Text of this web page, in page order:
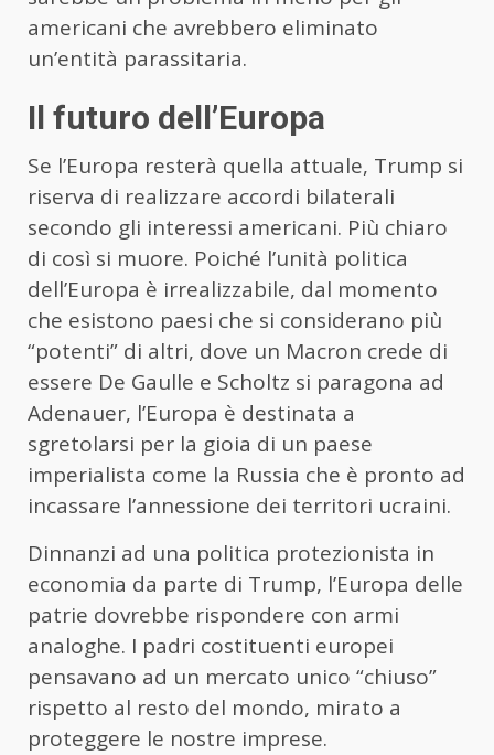
americani che avrebbero eliminato
un’entità parassitaria.
Il futuro dell’Europa
Se l’Europa resterà quella attuale, Trump si
riserva di realizzare accordi bilaterali
secondo gli interessi americani. Più chiaro
di così si muore. Poiché l’unità politica
dell’Europa è irrealizzabile, dal momento
che esistono paesi che si considerano più
“potenti” di altri, dove un Macron crede di
essere De Gaulle e Scholtz si paragona ad
Adenauer, l’Europa è destinata a
sgretolarsi per la gioia di un paese
imperialista come la Russia che è pronto ad
incassare l’annessione dei territori ucraini.
Dinnanzi ad una politica protezionista in
economia da parte di Trump, l’Europa delle
patrie dovrebbe rispondere con armi
analoghe. I padri costituenti europei
pensavano ad un mercato unico “chiuso”
rispetto al resto del mondo, mirato a
proteggere le nostre imprese.